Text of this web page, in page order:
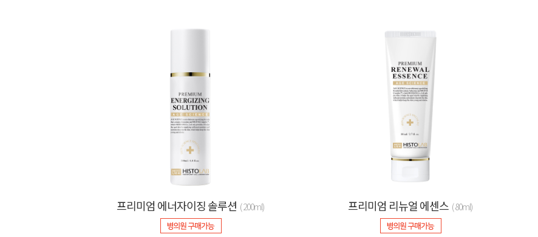
프리미엄 에너자이징 솔루션 ( 200ml) 프리미엄 리뉴얼 에센스 ( 80ml)